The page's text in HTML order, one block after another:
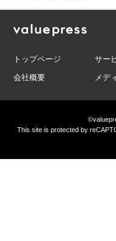
トップページ サー
会社概要
メデ
This site is protected by